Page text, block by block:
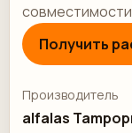
Получить
Производитель
alfalas